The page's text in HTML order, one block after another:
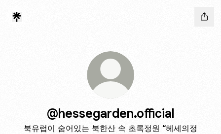
@hessegarden.official
북유럽이 숨어있는 북한산 속 초록정원 “헤세의정